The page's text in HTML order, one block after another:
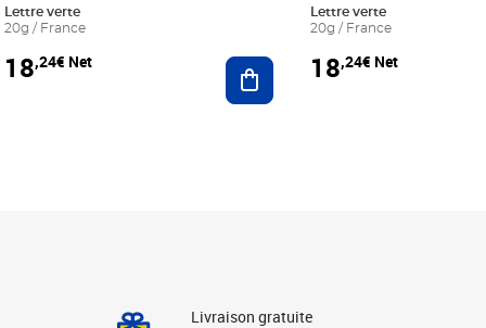
au panier
Lettre verte
20g / France
18,24€ Net Ajouter au panier
Lettre verte
20g / France
18,24€ Net
Livraison gratuite